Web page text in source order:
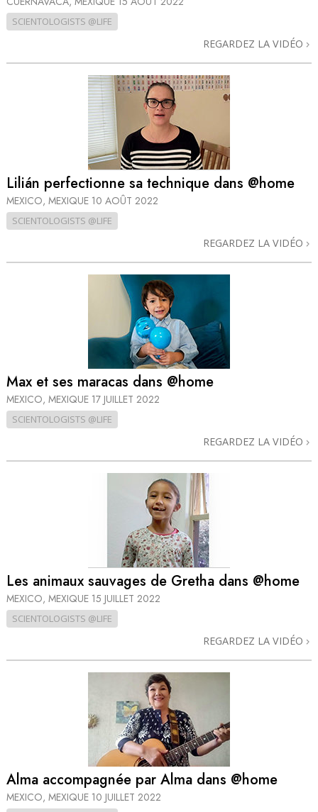
SCIENTOLOGISTS @LIFE
REGARDEZ LA VIDÉO
Lilián perfectionne sa technique dans @home
MEXICO, MEXIQUE 10 AOÛT 2022
SCIENTOLOGISTS @LIFE
REGARDEZ LA VIDÉO
Max et ses maracas dans @home
MEXICO, MEXIQUE 17 JUILLET 2022
SCIENTOLOGISTS @LIFE
REGARDEZ LA VIDÉO
Les animaux sauvages de Gretha dans @home
MEXICO, MEXIQUE 15 JUILLET 2022
SCIENTOLOGISTS @LIFE
REGARDEZ LA VIDÉO
Alma accompagnée par Alma dans @home
MEXICO, MEXIQUE 10 JUILLET 2022